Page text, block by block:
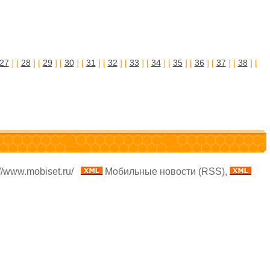
27 ] [ 28 ] [ 29 ] [ 30] [ 31 ] [ 32 ] [ 33 ] [ 34] [ 35] [ 36 ] [ 37 ] [ 38 ] [
www.mobiset.ru/
Мобильные новости (RSS),